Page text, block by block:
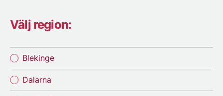
Välj region:
Blekinge
Dalarna